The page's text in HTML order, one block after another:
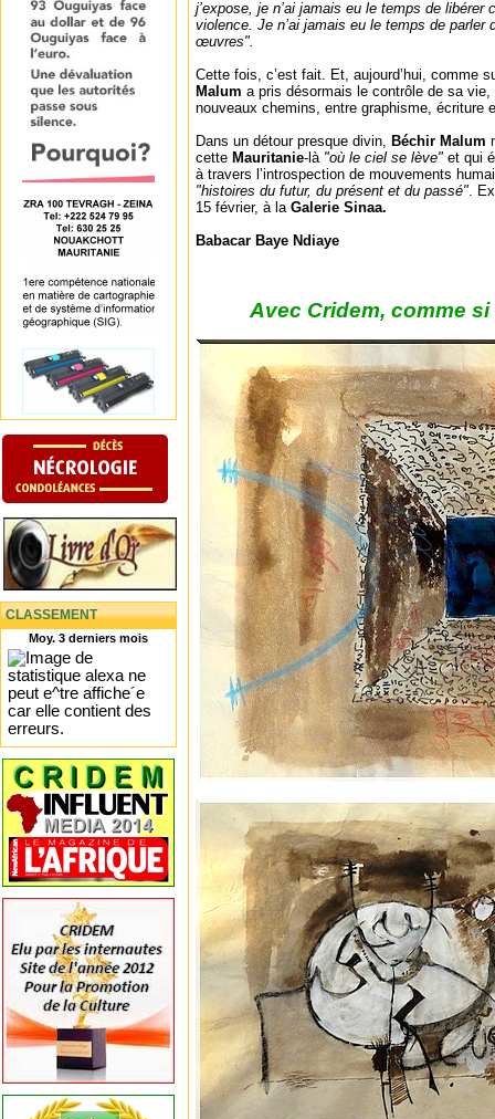
CLASSEMENT
Moy. 3 derniers mois
j’expose, je n’ai jamais eu le temps de libérer
violence. Je n’ai jamais eu le temps de parler
œuvres".
Cette fois, c’est fait. Et, aujourd’hui, comme
Malum a pris désormais le contrôle de sa vie,
nouveaux chemins, entre graphisme, écriture
Dans un détour presque divin, Béchir Malum
cette Mauritanie-là "où le ciel se lève" et qui
à travers l’introspection de mouvements
"histoires du futur, du présent et du passé".
15 février, à laGalerie Sinaa.
Babacar Baye Ndiaye
Avec Cridem, comme